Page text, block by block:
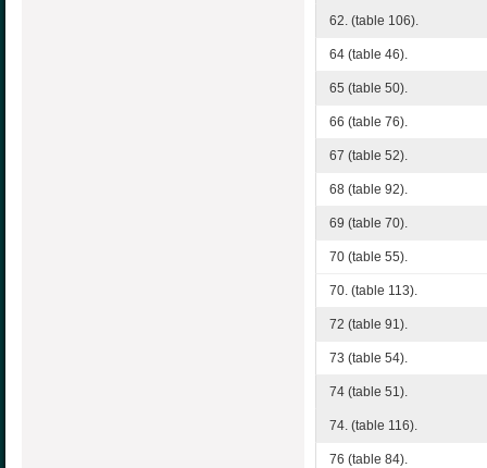
62. (table 106).
64 (table 46).
65 (table 50).
66 (table 76).
67 (table 52).
68 (table 92).
69 (table 70).
70 (table 55).
70. (table 113).
72 (table 91).
73 (table 54).
74 (table 51).
74. (table 116).
76 (table 84).